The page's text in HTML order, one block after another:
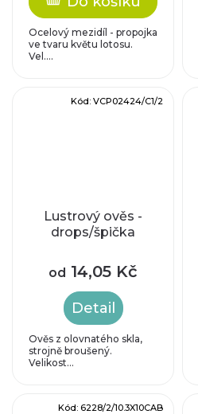
Ocelový mezidíl - propojka
ve tvaru květu lotosu.
Vel....
Lustrový ověs -
drops/špička
od 14,05 Kč
Detail
Ověs z olovnatého skla,
strojně broušený.
Velikost...
Kód: VCP02424/C1/2
Kód: 6228/2/10.3X10CAB